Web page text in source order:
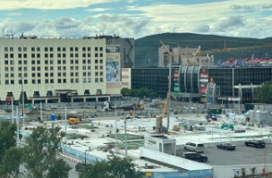
Адрес:
Телефон: